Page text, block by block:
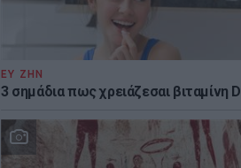
ΕΥ ΖΗΝ
3 σημάδια πως χρειάζεσαι βιταμίνη D